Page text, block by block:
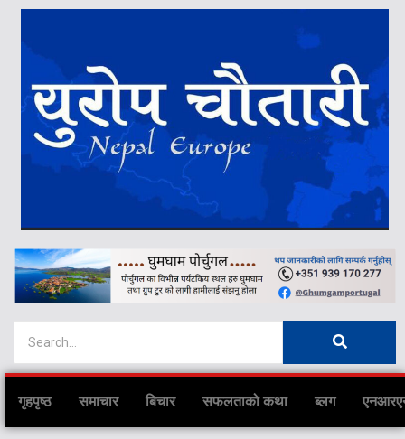
गृहपृष्ठ समाचार बिचार सफलताको कथा ब्लग